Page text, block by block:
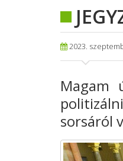
2023.
Magam
sorsáról